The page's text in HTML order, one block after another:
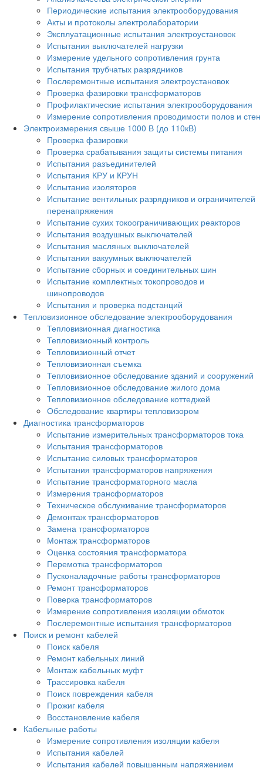
Периодические испытания электрооборудования
Акты и протоколы электролаборатории
Эксплуатационные испытания электроустановок
Испытания выключателей нагрузки
Измерение удельного сопротивления грунта
Испытания трубчатых разрядников
Послеремонтные испытания электроустановок
Проверка фазировки трансформаторов
Профилактические испытания электрооборудования
Измерение сопротивления проводимости полов и стен
Электроизмерения свыше 1000 В (до 110кВ)
Проверка фазировки
Проверка срабатывания защиты системы питания
Испытания разъединителей
Испытания КРУ и КРУН
Испытание изоляторов
Испытание вентильных разрядников и ограничителей
перенапряжения
Испытание сухих токоограничивающих реакторов
Испытания воздушных выключателей
Испытания масляных выключателей
Испытания вакуумных выключателей
Испытание сборных и соединительных шин
Испытание комплектных токопроводов и
шинопроводов
Испытания и проверка подстанций
Тепловизионное обследование электрооборудования
Тепловизионная диагностика
Тепловизионный контроль
Тепловизионный отчет
Тепловизионная съемка
Тепловизионное обследование зданий и сооружений
Тепловизионное обследование жилого дома
Тепловизионное обследование коттеджей
Обследование квартиры тепловизором
Диагностика трансформаторов
Испытание измерительных трансформаторов тока
Испытания трансформаторов
Испытание силовых трансформаторов
Испытания трансформаторов напряжения
Испытание трансформаторного масла
Измерения трансформаторов
Техническое обслуживание трансформаторов
Демонтаж трансформаторов
Замена трансформаторов
Монтаж трансформаторов
Оценка состояния трансформатора
Перемотка трансформаторов
Пусконаладочные работы трансформаторов
Ремонт трансформаторов
Поверка трансформаторов
Измерение сопротивления изоляции обмоток
Послеремонтные испытания трансформаторов
Поиск и ремонт кабелей
Поиск кабеля
Ремонт кабельных линий
Монтаж кабельных муфт
Трассировка кабеля
Поиск повреждения кабеля
Прожиг кабеля
Восстановление кабеля
Кабельные работы
Измерение сопротивления изоляции кабеля
Испытания кабелей
Испытания кабелей повышенным напряжением